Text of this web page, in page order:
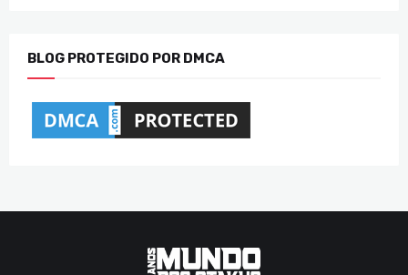
BLOG PROTEGIDO POR DMCA